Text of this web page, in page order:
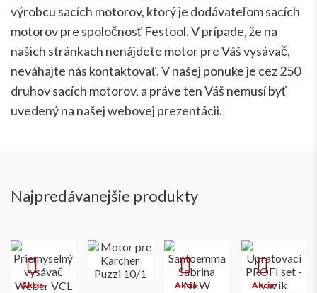
výrobcu sacích motorov, ktorý je dodávateľom sacích
motorov pre spoločnosť Festool. V prípade, že na
našich stránkach nenájdete motor pre Váš vysávač,
neváhajte nás kontaktovať. V našej ponuke je cez 250
druhov sacích motorov, a práve ten Váš nemusí byť
uvedený na našej webovej prezentácii.
Najpredávanejšie produkty